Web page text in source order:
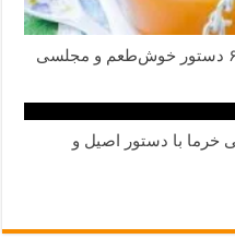
خرما با دستور اصیل و